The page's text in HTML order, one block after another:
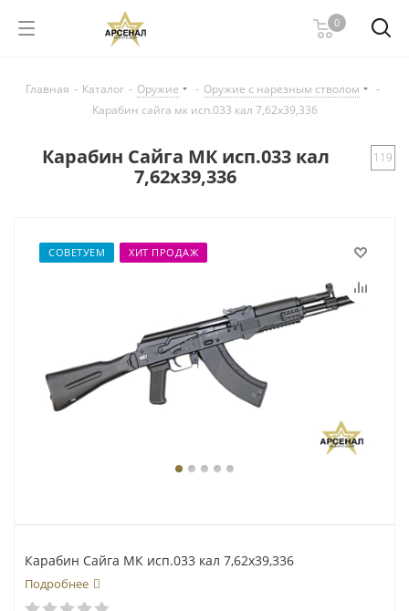
0
Главная - Каталог - Оружие - Оружие с нарезным стволом
-
Карабин сайга мк исп.033 кал 7,62х39,336
Карабин Сайга МК исп.033 кал
7,62х39,336
119
СОВЕТУЕМ ХИТ ПРОДАЖ
Карабин Сайга МК исп.033 кал 7,62х39,336
Подробнее